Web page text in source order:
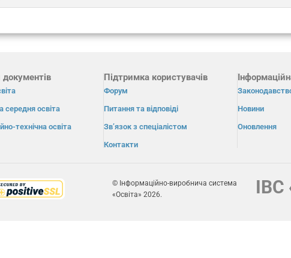
документів
середня освіта
технічна освіта
Підтримка користувачів
Форум
Питання та відповіді
Зв’язок з спеціалістом
Контакти
Новини
Оновлення
© Інформаційно-виробнича система
«Освіта» 2026.
ІВС